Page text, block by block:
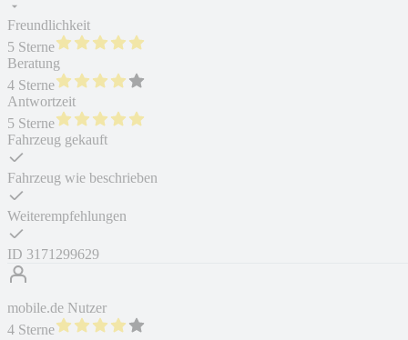
Freundlichkeit
5 Sterne
Beratung
4 Sterne
Antwortzeit
5 Sterne
Fahrzeug gekauft
Fahrzeug wie beschrieben
Weiterempfehlungen
ID 3171299629
mobile.de Nutzer
4 Sterne